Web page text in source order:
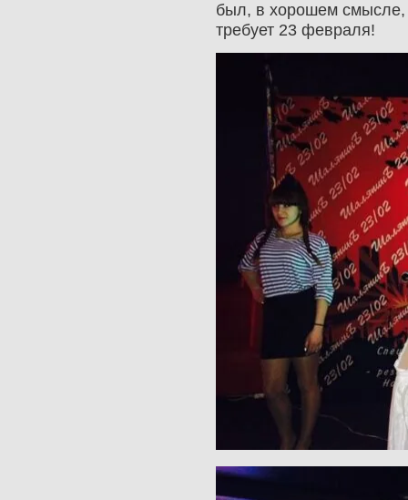
был, в хорошем смысле,
требует 23 февраля!